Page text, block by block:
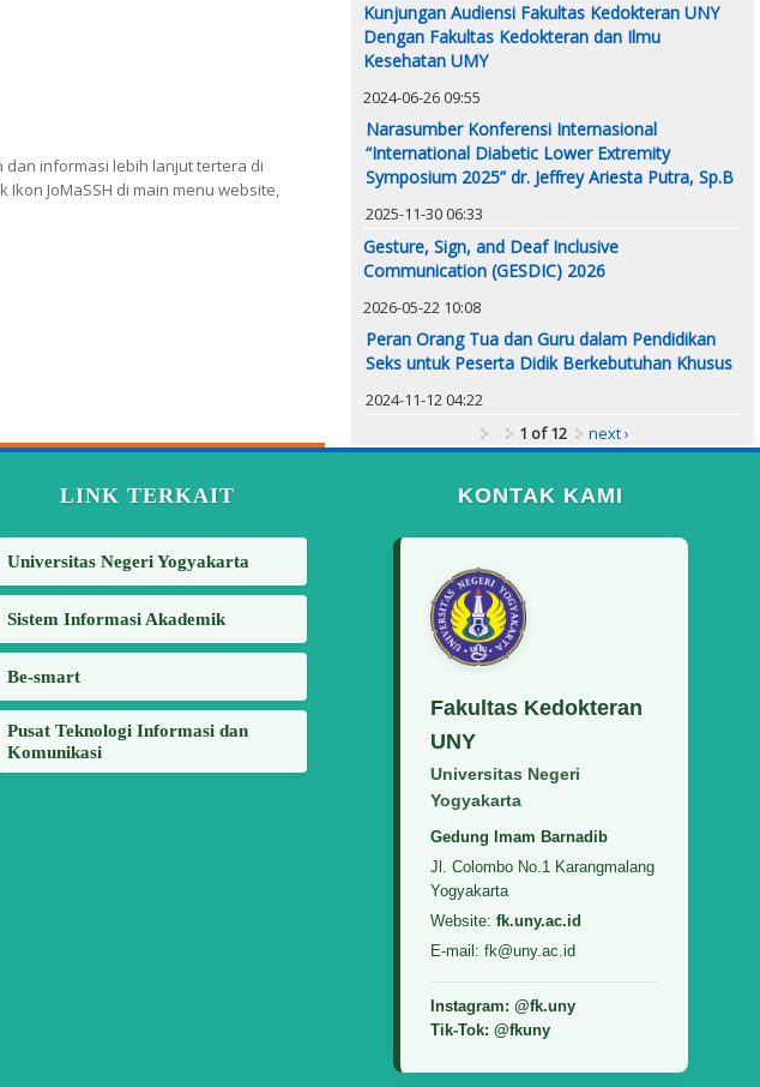
dan informasi lebih lanjut tertera di
JoMaSSH di main menu website,
Kunjungan Audiensi Fakultas Kedokteran UNY
Dengan Fakultas Kedokteran dan Ilmu
Kesehatan UMY
2024-06-26 09:55
Narasumber Konferensi Internasional
“International Diabetic Lower Extremity
Symposium 2025” dr. Jeffrey Ariesta Putra, Sp.B
2025-11-30 06:33
Gesture, Sign, and Deaf Inclusive
Communication (GESDIC) 2026
2026-05-22 10:08
Peran Orang Tua dan Guru dalam Pendidikan
Seks untuk Peserta Didik Berkebutuhan Khusus
2024-11-12 04:22
1 of 12
next ›
LINK TERKAIT
Universitas Negeri Yogyakarta
Sistem Informasi Akademik
Be-smart
Pusat Teknologi Informasi dan
Komunikasi
KONTAK KAMI
Fakultas Kedokteran
UNY
Universitas Negeri
Yogyakarta
Gedung Imam Barnadib
Jl. Colombo No.1 Karangmalang
Yogyakarta
Website: fk.uny.ac.id
E-mail: fk@uny.ac.id
Instagram: @fk.uny
Tik-Tok: @fkuny